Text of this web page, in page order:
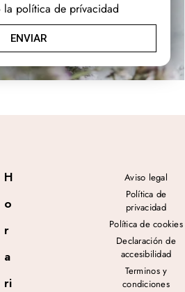
política de prívacidad
ENVIAR
H
o
r
a
ri
Aviso legal
Política de
privacidad
Política de cookies
Declaración de
accesibilidad
Terminos y
condiciones